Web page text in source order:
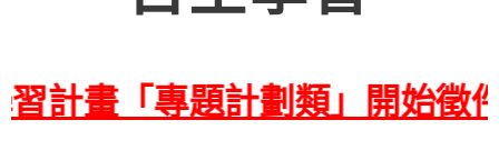
計畫「專題計劃類」開始徵件